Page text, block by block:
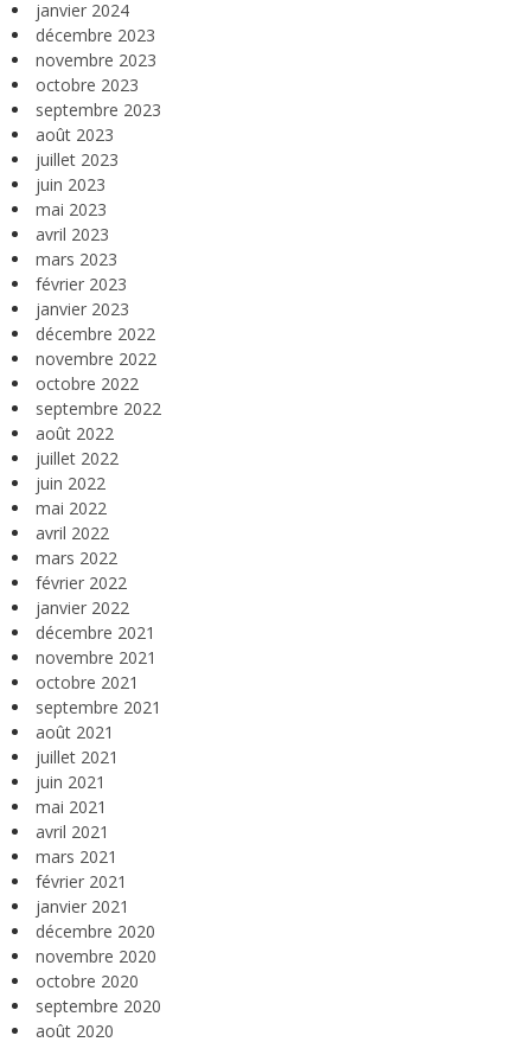
janvier 2024
décembre 2023
novembre 2023
octobre 2023
septembre 2023
août 2023
juillet 2023
juin 2023
mai 2023
avril 2023
mars 2023
février 2023
janvier 2023
décembre 2022
novembre 2022
octobre 2022
septembre 2022
août 2022
juillet 2022
juin 2022
mai 2022
avril 2022
mars 2022
février 2022
janvier 2022
décembre 2021
novembre 2021
octobre 2021
septembre 2021
août 2021
juillet 2021
juin 2021
mai 2021
avril 2021
mars 2021
février 2021
janvier 2021
décembre 2020
novembre 2020
octobre 2020
septembre 2020
août 2020